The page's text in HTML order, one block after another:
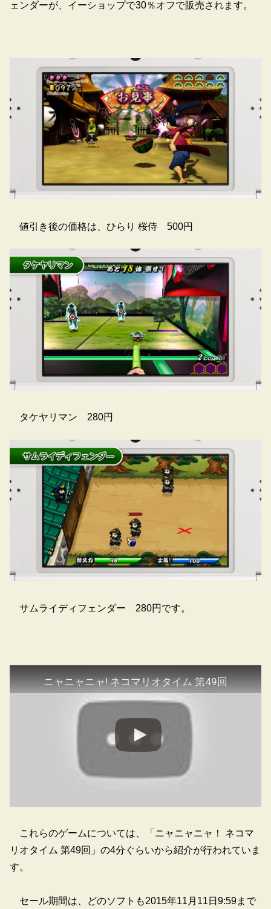
ェンダーが、イーショップで30％オフで販売されます。
値引き後の価格は、ひらり 桜侍 500円
タケヤリマン 280円
サムライディフェンダー 280円です。
ニャニャニャ! ネコマリオタイム 第49回
これらのゲームについては、「ニャニャニャ！ ネコマ
リオタイム 第49回」の4分ぐらいから紹介が行われていま
す。
セール期間は、どのソフトも2015年11月11日9:59まで